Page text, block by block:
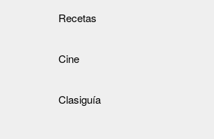
Recetas
Cine
Clasiguía